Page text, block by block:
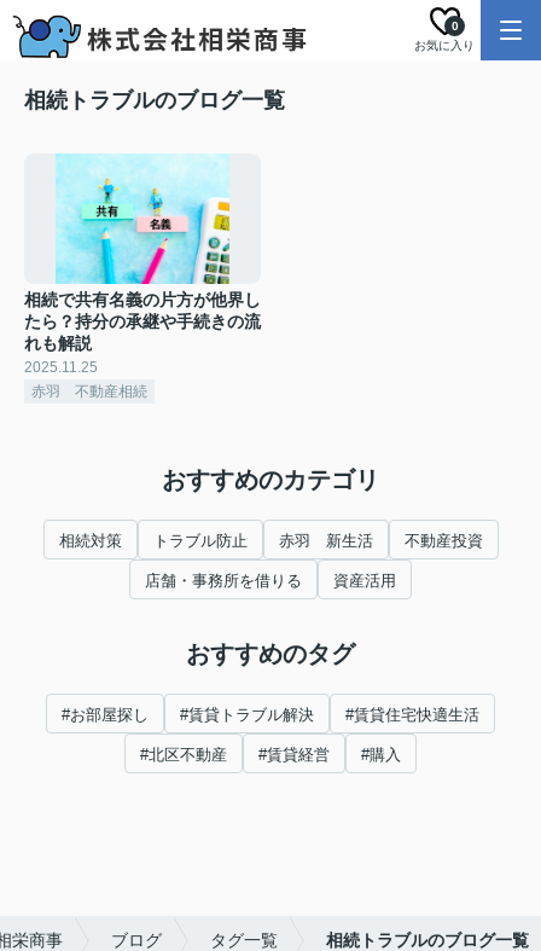
お気に入り
0
相続トラブルのブログ一覧
相続で共有名義の片方が他界し
たら？持分の承継や手続きの流
れも解説
2025.11.25
赤羽 不動産相続
おすすめのカテゴリ
相続対策 トラブル防止 赤羽 新生活 不動産投資
店舗・事務所を借りる 資産活用
おすすめのタグ
#お部屋探し #賃貸トラブル解決 #賃貸住宅快適生活
#北区不動産 #賃貸経営 #購入
栄商事 ブログ タグ一覧 相続トラブルのブログ一覧